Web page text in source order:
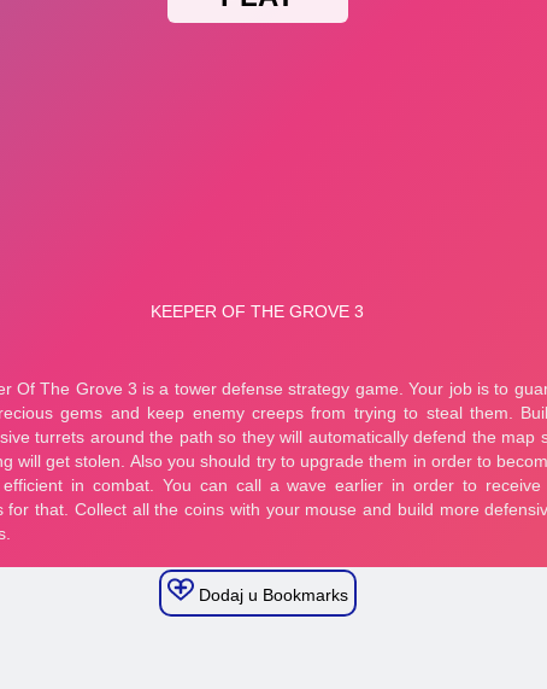
Dodaj u Bookmarks